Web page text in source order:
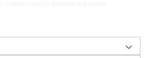
pentru racirea pieselor in timpul
5015 existent. Inainte de instalare